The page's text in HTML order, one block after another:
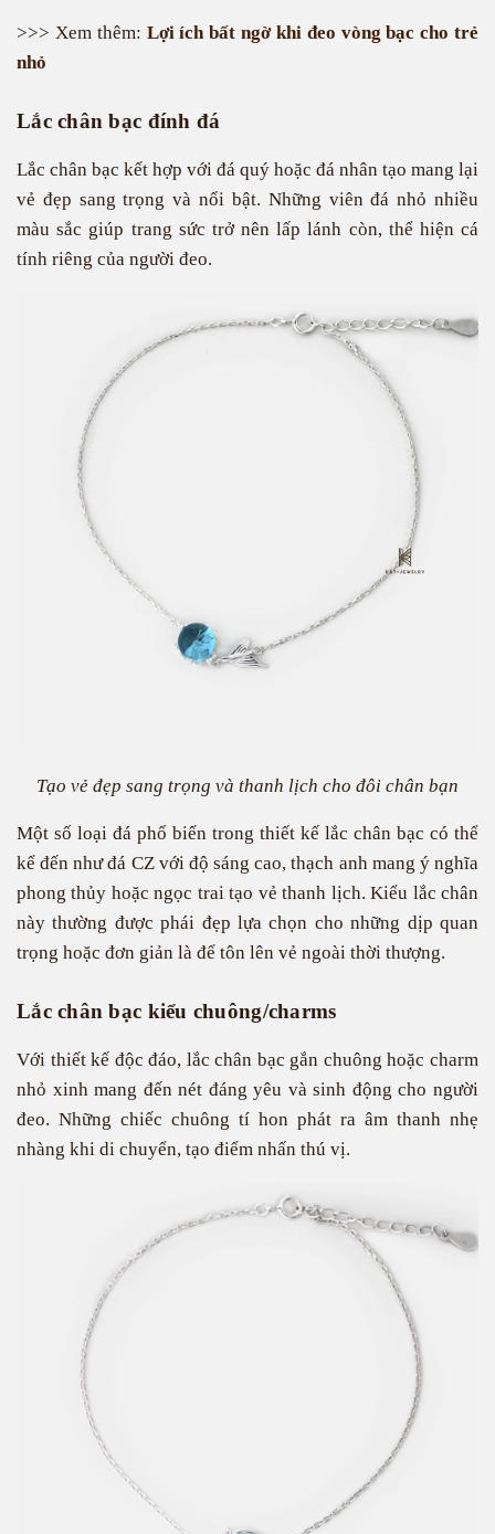
>>> Xem thêm: Lợi ích bất ngờ khi đeo vòng bạc cho trẻ
nhỏ
Lắc chân bạc đính đá
Lắc chân bạc kết hợp với đá quý hoặc đá nhân tạo mang lại
vẻ đẹp sang trọng và nổi bật. Những viên đá nhỏ nhiều
màu sắc giúp trang sức trở nên lấp lánh còn, thể hiện cá
tính riêng của người đeo.
Tạo vẻ đẹp sang trọng và thanh lịch cho đôi chân bạn
Một số loại đá phổ biến trong thiết kế lắc chân bạc có thể
kể đến như đá CZ với độ sáng cao, thạch anh mang ý nghĩa
phong thủy hoặc ngọc trai tạo vẻ thanh lịch. Kiểu lắc chân
này thường được phái đẹp lựa chọn cho những dịp quan
trọng hoặc đơn giản là để tôn lên vẻ ngoài thời thượng.
Lắc chân bạc kiểu chuông/charms
Với thiết kế độc đáo, lắc chân bạc gắn chuông hoặc charm
nhỏ xinh mang đến nét đáng yêu và sinh động cho người
đeo. Những chiếc chuông tí hon phát ra âm thanh nhẹ
nhàng khi di chuyển, tạo điểm nhấn thú vị.